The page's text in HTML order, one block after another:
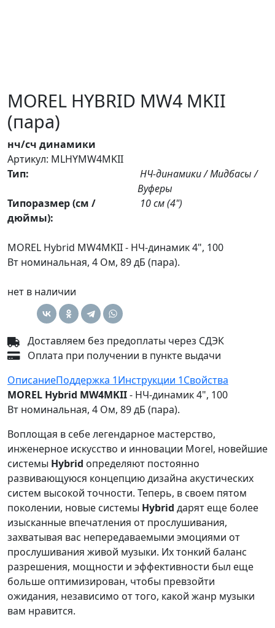
MOREL HYBRID MW4 MKII
(пара)
нч/сч динамики
Артикул: MLHYMW4MKII
Тип:
НЧ-динамики / Мидбасы /
Вуферы
Типоразмер (см /
дюймы):
10 см (4")
MOREL Hybrid MW4MKII - НЧ-динамик 4", 100
Вт номинальная, 4 Ом, 89 дБ (пара).
нет в наличии
Доставляем без предоплаты через СДЭК
Оплата при получении в пункте выдачи
ОписаниеПоддержка 1Инструкции 1Свойства
MOREL Hybrid MW4MKII- НЧ-динамик 4", 100
Вт номинальная, 4 Ом, 89 дБ (пара).
Воплощая в себе легендарное мастерство,
инженерное искусство и инновации Morel, новейшие
системы Hybrid определяют постоянно
развивающуюся концепцию дизайна акустических
систем высокой точности. Теперь, в своем пятом
поколении, новые системы Hybrid дарят еще более
изысканные впечатления от прослушивания,
захватывая вас непередаваемыми эмоциями от
прослушивания живой музыки. Их тонкий баланс
разрешения, мощности и эффективности был еще
больше оптимизирован, чтобы превзойти
ожидания, независимо от того, какой жанр музыки
вам нравится.